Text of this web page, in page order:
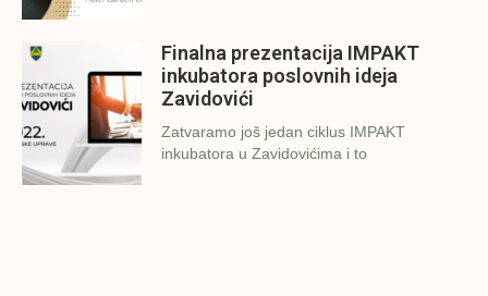
Finalna prezentacija IMPAKT
inkubatora poslovnih ideja
Zavidovići
Zatvaramo još jedan ciklus IMPAKT
inkubatora u Zavidovićima i to